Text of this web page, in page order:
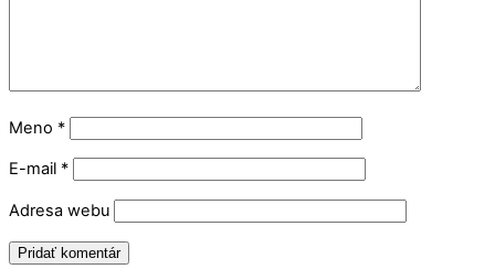
Meno *
E-mail *
Adresa webu